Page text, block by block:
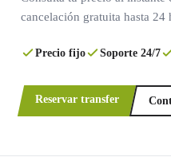
cancelación gratuita hasta 24
Precio fijo Soporte 24/7
Reservar transfer